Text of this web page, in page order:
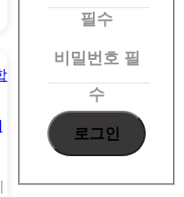
필수
비밀번호 필
수